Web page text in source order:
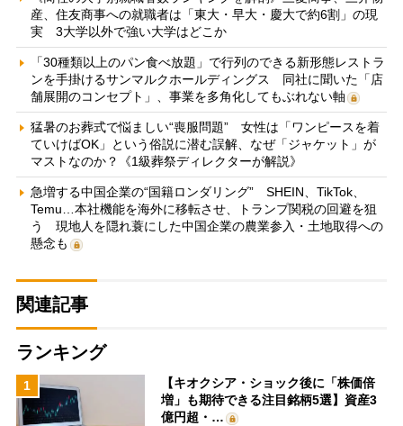
産、住友商事への就職者は「東大・早大・慶大で約6割」の現
実 3大学以外で強い大学はどこか
「30種類以上のパン食べ放題」で行列のできる新形態レストラ
ンを手掛けるサンマルクホールディングス 同社に聞いた「店
舗展開のコンセプト」、事業を多角化してもぶれない軸
猛暑のお葬式で悩ましい“喪服問題” 女性は「ワンピースを着
ていけばOK」という俗説に潜む誤解、なぜ「ジャケット」が
マストなのか？《1級葬祭ディレクターが解説》
急増する中国企業の“国籍ロンダリング” SHEIN、TikTok、
Temu…本社機能を海外に移転させ、トランプ関税の回避を狙
う 現地人を隠れ蓑にした中国企業の農業参入・土地取得への
懸念も
関連記事
ランキング
1
【キオクシア・ショック後に「株価倍
増」も期待できる注目銘柄5選】資産3
億円超・…